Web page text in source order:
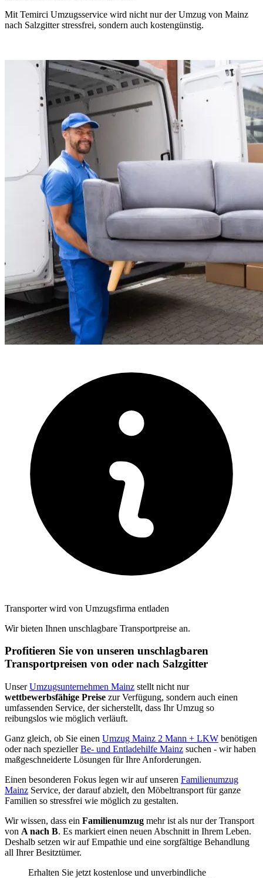
Mit Temirci Umzugsservice wird nicht nur der Umzug von Mainz
nach Salzgitter stressfrei, sondern auch kostengünstig.
Transporter wird von Umzugsfirma entladen
Wir bieten Ihnen unschlagbare Transportpreise an.
Profitieren Sie von unseren unschlagbaren
Transportpreisen von oder nach Salzgitter
UnserUmzugsunternehmen Mainz stellt nicht nur
wettbewerbsfähige Preise zur Verfügung, sondern auch einen
umfassenden Service, der sicherstellt, dass Ihr Umzug so
reibungslos wie möglich verläuft.
Ganz gleich, ob Sie einen Umzug Mainz 2 Mann + LKW benötigen
oder nach speziellerBe- und Entladehilfe Mainz suchen - wir haben
maßgeschneiderte Lösungen für Ihre Anforderungen.
Einen besonderen Fokus legen wir auf unseren Familienumzug
Mainz Service, der darauf abzielt, den Möbeltransport für ganze
Familien so stressfrei wie möglich zu gestalten.
Wir wissen, dass ein Familienumzug mehr ist als nur der Transport
von A nach B. Es markiert einen neuen Abschnitt in Ihrem Leben.
Deshalb setzen wir auf Empathie und eine sorgfältige Behandlung
all Ihrer Besitztümer.
Erhalten Sie jetzt kostenlose und unverbindliche